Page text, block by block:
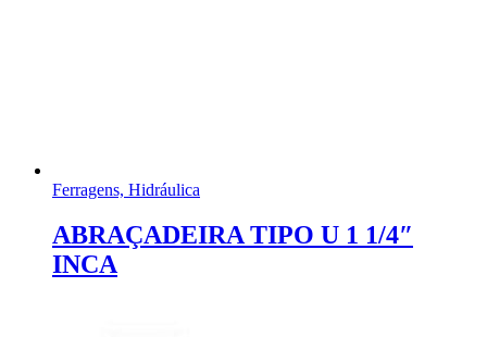
Ferragens, Hidráulica
ABRAÇADEIRA TIPO U 1 1/4″
INCA